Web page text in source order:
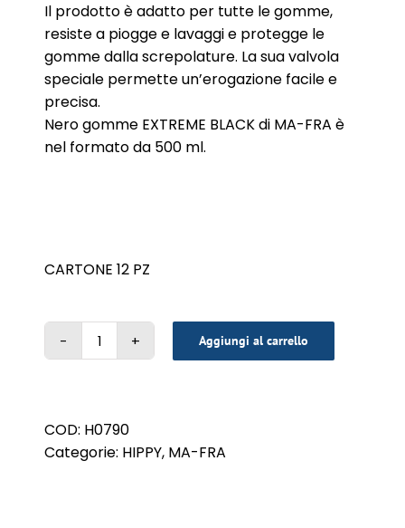
Il prodotto è adatto per tutte le gomme,
resiste a piogge e lavaggi e protegge le
gomme dalla screpolature. La sua valvola
speciale permette un’erogazione facile e
precisa.
Nero gomme EXTREME BLACK di MA-FRA è
nel formato da 500 ml.
CARTONE 12 PZ
EXTREME
ml
quantità
Aggiungi al carrello
COD: H0790
Categorie: HIPPY, MA-FRA